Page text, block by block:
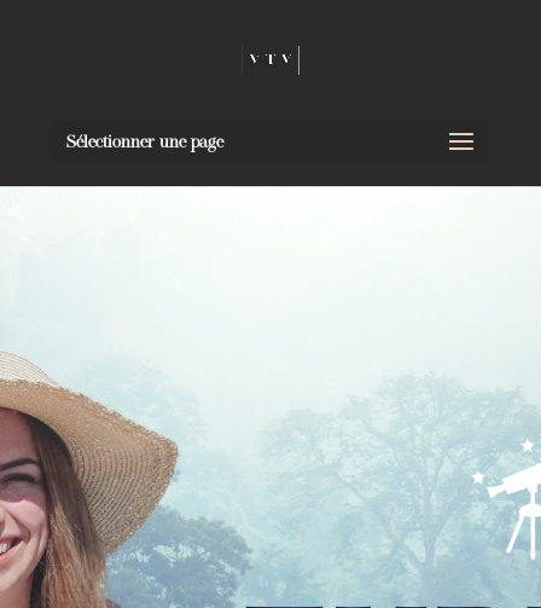
Sélectionner une page